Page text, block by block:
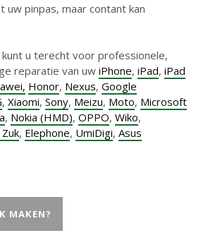
uw pinpas, maar contant kan
kunt u terecht voor professionele,
reparatie van uw iPhone, iPad, iPad
Honor, Nexus, Google
, Xiaomi, Sony, Meizu, Moto, Microsoft
, Nokia (HMD), OPPO, Wiko,
, Elephone, UmiDigi, Asus
MAKEN?